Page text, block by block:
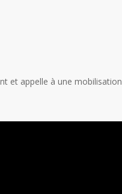
et appelle à une mobilisation